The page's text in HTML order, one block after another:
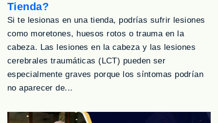
Tienda?
Si te lesionas en una tienda, podrías sufrir lesiones
como moretones, huesos rotos o trauma en la
cabeza. Las lesiones en la cabeza y las lesiones
cerebrales traumáticas (LCT) pueden ser
especialmente graves porque los síntomas podrían
no aparecer de...